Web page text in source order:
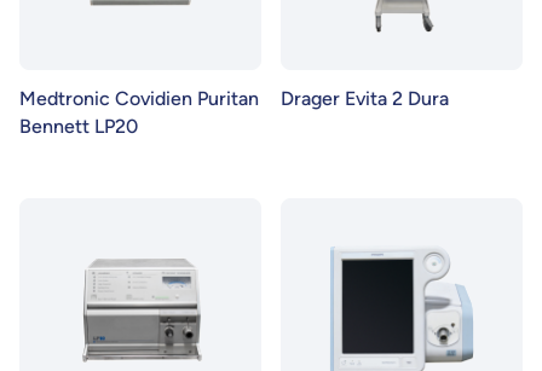
Medtronic Covidien Puritan
Bennett LP20
Drager Evita 2 Dura